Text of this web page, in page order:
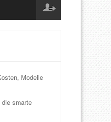
Modelle
smarte